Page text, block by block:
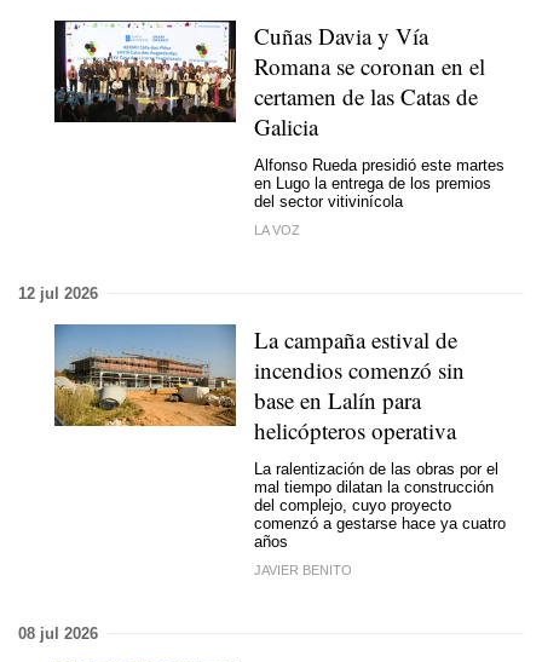
Cuñas Davia y Vía
Romana se coronan en el
certamen de las Catas de
Galicia
Alfonso Rueda presidió este martes
en Lugo la entrega de los premios
del sector vitivinícola
LA VOZ
12 jul 2026
La campaña estival de
incendios comenzó sin
base en Lalín para
helicópteros operativa
La ralentización de las obras por el
mal tiempo dilatan la construcción
del complejo, cuyo proyecto
comenzó a gestarse hace ya cuatro
años
JAVIER BENITO
08 jul 2026